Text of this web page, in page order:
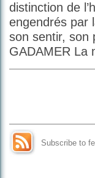
distinction de
engendrés par
son sentir, son
GADAMER
Subscribe to